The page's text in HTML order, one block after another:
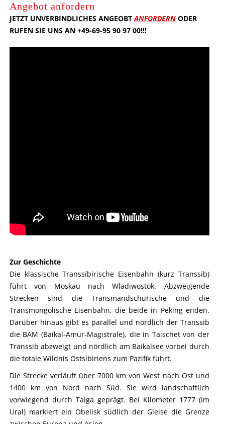
Angebot anfordern
JETZT UNVERBINDLICHES ANGEOBTANFORDERNODER
RUFEN SIE UNS AN +49-69-95 90 97 00!!!
Zur Geschichte
Die klassische Transsibirische Eisenbahn (kurz Transsib)
führt von Moskau nach Wladiwostok. Abzweigende
Strecken sind die Transmandschurische und die
Transmongolische Eisenbahn, die beide in Peking enden.
Darüber hinaus gibt es parallel und nördlich der Transsib
die BAM (Baikal-Amur-Magistrale), die in Taischet von der
Transsib abzweigt und nördlich am Baikalsee vorbei durch
die totale Wildnis Ostsibiriens zum Pazifik führt.
Die Strecke verläuft über 7000 km von West nach Ost und
1400 km von Nord nach Süd. Sie wird landschaftlich
vorwiegend durch Taiga geprägt. Bei Kilometer 1777 (im
Ural) markiert ein Obelisk südlich der Gleise die Grenze